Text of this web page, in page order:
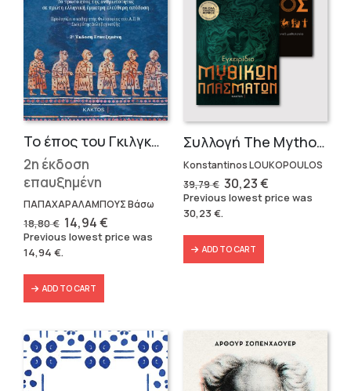
Το έπος του Γκιλγκαμές
2η έκδοση
επαυξημένη
ΠΑΠΑΧΑΡΑΛΑΜΠΟΥΣ Βάσω
18,80€ Original
price
was:
18,80 €.
14,94€Current
price
is:
Previous lowest price was
14,94 €.
ADD TO CART
Συλλογή The Mythologist (2 βιβλία)
Konstantinos LOUKOPOULOS
39,79€ Original
price
was:
39,79 €.
30,23€Current
price
is:
Previous lowest price was
30,23€.
ADD TO CART